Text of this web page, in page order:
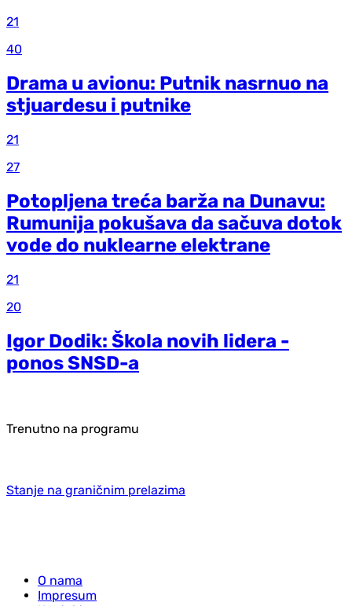
21
40
Drama u avionu: Putnik nasrnuo na
stjuardesu i putnike
21
27
Potopljena treća barža na Dunavu:
Rumunija pokušava da sačuva dotok
vode do nuklearne elektrane
21
20
Igor Dodik: Škola novih lidera -
ponos SNSD-a
Trenutno na programu
Stanje na graničnim prelazima
O nama
Impresum